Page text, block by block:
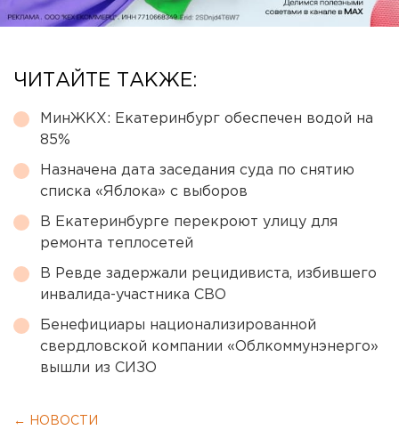
ЧИТАЙТЕ ТАКЖЕ:
МинЖКХ: Екатеринбург обеспечен водой на
85%
Назначена дата заседания суда по снятию
списка «Яблока» с выборов
В Екатеринбурге перекроют улицу для
ремонта теплосетей
В Ревде задержали рецидивиста, избившего
инвалида-участника СВО
Бенефициары национализированной
свердловской компании «Облкоммунэнерго»
вышли из СИЗО
← НОВОСТИ